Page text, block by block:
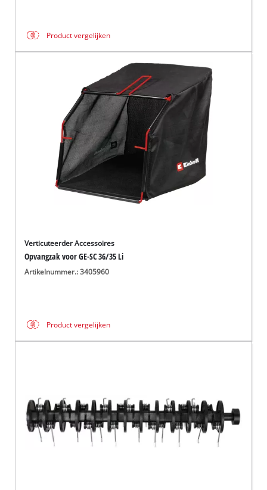
Product vergelijken
Verticuteerder Accessoires
Opvangzak voor GE-SC 36/35 Li
Artikelnummer.: 3405960
Product vergelijken